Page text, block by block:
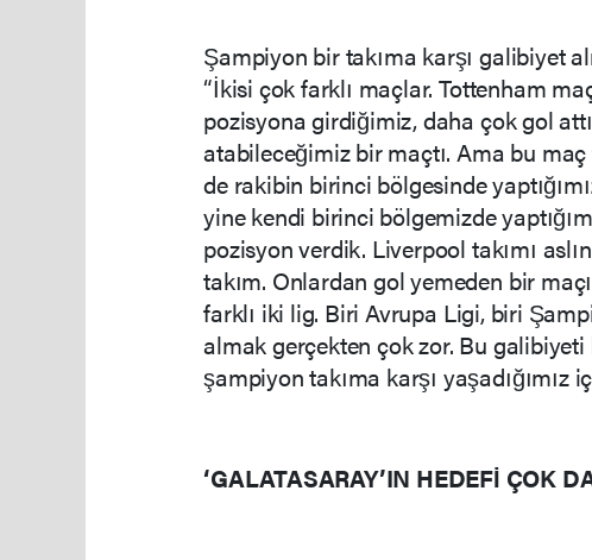
Şampiyon bir takıma karşı galibiyet
“İkisi çok farklı maçlar. Tottenham
pozisyona girdiğimiz, daha çok gol
atabileceğimiz bir maçtı. Ama bu
de rakibin birinci bölgesinde
yine kendi birinci bölgemizde
pozisyon verdik. Liverpool takımı
takım. Onlardan gol yemeden bir
farklı iki lig. Biri Avrupa Ligi, biri
almak gerçekten çok zor. Bu galibiyeti
şampiyon takıma karşı
‘GALATASARAY’IN HEDEFİ ÇOK